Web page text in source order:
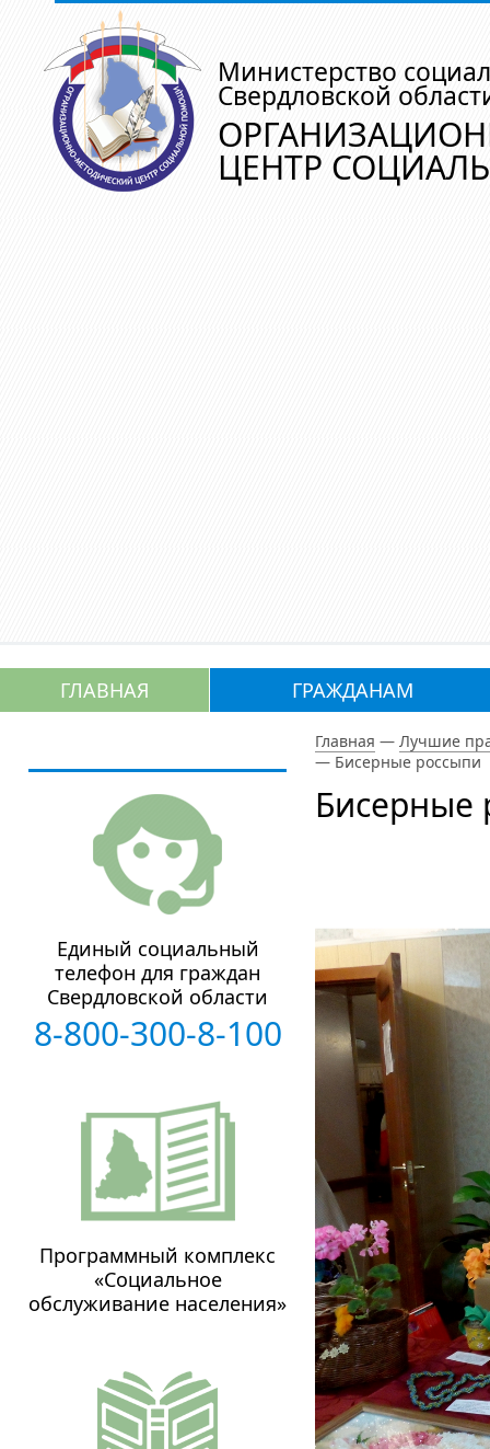
Министерство
Свердловской
ЦЕНТР
ГЛАВНАЯ ГРАЖДАНАМ
Главная — Лучшие
— Бисерные россыпи
Бисерные
Единый социальный
телефон для граждан
Свердловской области
8-800-300-8-100
Программный комплекс
«Социальное
обслуживание населения»